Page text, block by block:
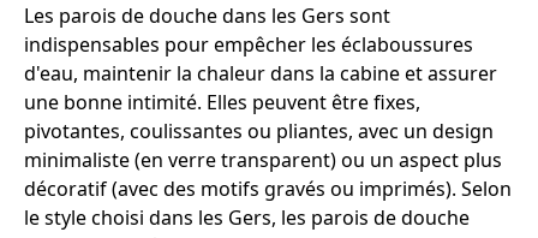
Les parois de douche dans les Gers sont
indispensables pour empêcher les éclaboussures
d'eau, maintenir la chaleur dans la cabine et assurer
une bonne intimité. Elles peuvent être fixes,
pivotantes, coulissantes ou pliantes, avec un design
minimaliste (en verre transparent) ou un aspect plus
décoratif (avec des motifs gravés ou imprimés). Selon
le style choisi dans les Gers, les parois de douche